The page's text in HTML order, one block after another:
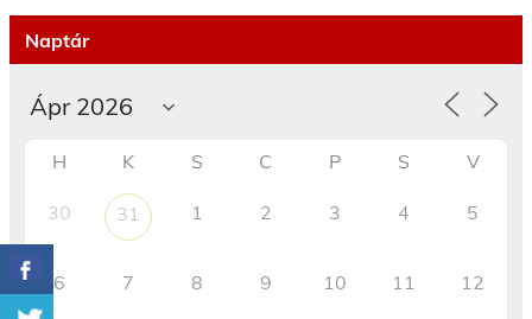
Naptár
H K S C P S V
30 31 1 2 3 4 5
6 7 8 9 10 11 12